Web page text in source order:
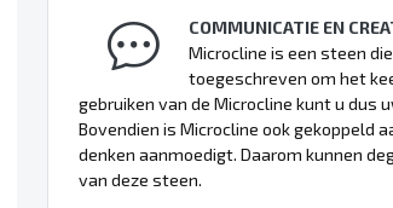
COMMUNICATIE EN
Microcline is een steen
toegeschreven om het
gebruiken van de Microcline kunt u dus
Bovendien is Microcline ook gekoppeld
denken aanmoedigt. Daarom kunnen
van deze steen.